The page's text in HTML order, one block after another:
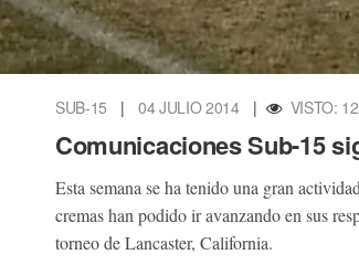
SUB-15 | 04 JULIO 2014 | VISTO:
Comunicaciones Sub-15
Esta semana se ha tenido una gran
cremas han podido ir avanzando en sus
torneo de Lancaster, California.